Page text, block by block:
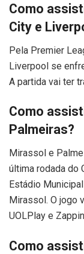
Como
City e
Pela Premier
Liverpool se
A partida vai ter
Como
Palmeiras?
Mirassol e
última rodada do
Estádio
Mirassol. O jogo
UOLPlay e
Como